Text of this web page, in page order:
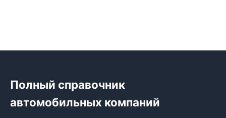
Полный справочник
автомобильных компаний